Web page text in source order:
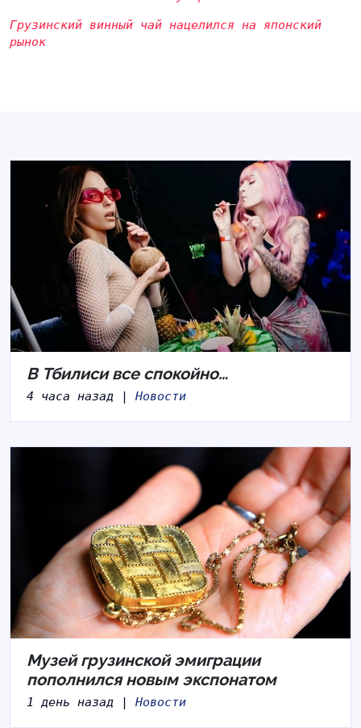
Грузинский винный чай нацелился на японский
рынок
В Тбилиси все спокойно…
4 часа назад | Новости
Музей грузинской эмиграции
пополнился новым экспонатом
1 день назад | Новости